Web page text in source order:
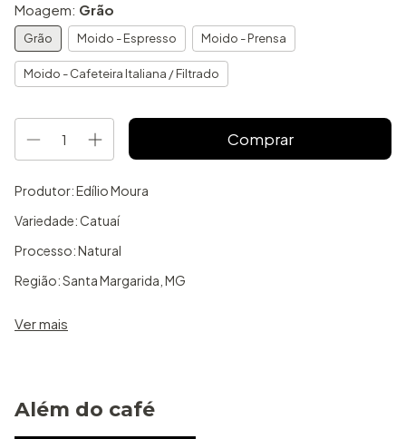
Moagem: Grão
Grão Moido - Espresso Moido - Prensa
Moido - Cafeteira Italiana / Filtrado
Produtor: Edílio Moura
Variedade: Catuaí
Processo: Natural
Região: Santa Margarida, MG
Ver mais
Além do café